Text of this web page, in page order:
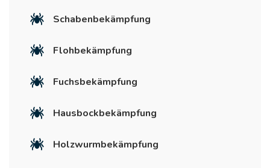
Schabenbekämpfung
Flohbekämpfung
Fuchsbekämpfung
Hausbockbekämpfung
Holzwurmbekämpfung